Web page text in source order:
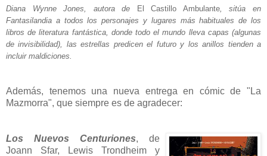
Diana Wynne Jones, autora de El Castillo Ambulante, sitúa en
Fantasilandia a todos los personajes y lugares más habituales de los
libros de literatura fantástica, donde todo el mundo lleva capas (algunas
de invisibilidad), las estrellas predicen el futuro y los anillos tienden a
incluir maldiciones.
Además, tenemos una nueva entrega en cómic de "La
Mazmorra", que siempre es de agradecer:
Los Nuevos Centuriones, de
Joann Sfar, Lewis Trondheim y